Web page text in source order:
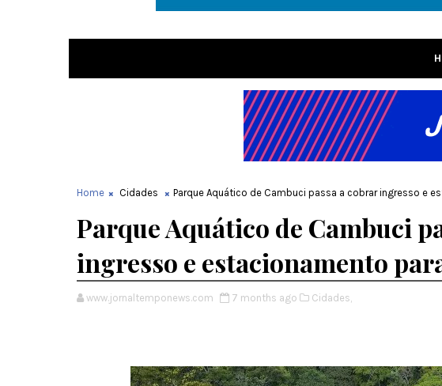
Home Cidades Parque Aquático de Cambuci passa a cobrar ingresso e
Parque Aquático de Cambuci
ingresso e estacionamento
www.jornaltemponews.com 7 months ago Cidades,